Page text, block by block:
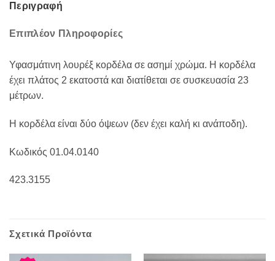
Περιγραφή
Επιπλέον Πληροφορίες
Υφασμάτινη λουρέξ κορδέλα σε ασημί χρώμα. Η κορδέλα
έχει πλάτος 2 εκατοστά και διατίθεται σε συσκευασία 23
μέτρων.
Η κορδέλα είναι δύο όψεων (δεν έχει καλή κι ανάποδη).
Κωδικός 01.04.0140
423.3155
Σχετικά Προϊόντα